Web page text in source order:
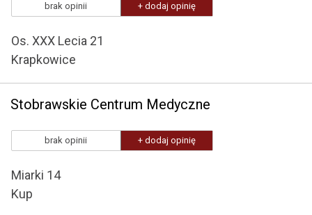
brak opinii + dodaj opinię
Os. XXX Lecia 21
Krapkowice
Stobrawskie Centrum Medyczne
brak opinii + dodaj opinię
Miarki 14
Kup